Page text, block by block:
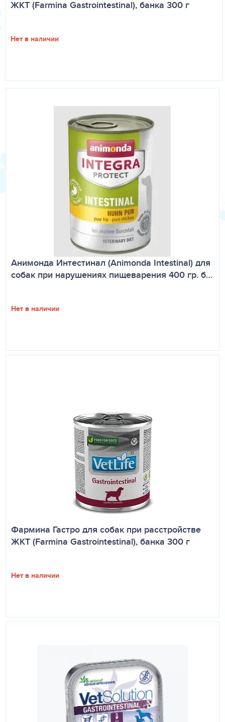
ЖКТ (Farmina Gastrointestinal), банка 300 г
Нет в наличии
Анимонда Интестинал (Animonda Intestinal) для
собак при нарушениях пищеварения 400 гр. б…
Нет в наличии
Фармина Гастро для собак при расстройстве
ЖКТ (Farmina Gastrointestinal), банка 300 г
Нет в наличии